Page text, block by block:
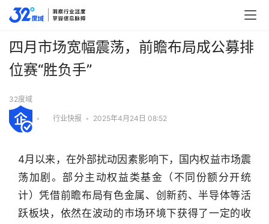
四月市场宽幅震荡，前瞻布局成公募排
位赛“胜负手”
32度域
• 行业快报 • 2025年4月24日 08:52
4月以来，在外部扰动因素影响下，国内权益市场震
荡加剧。部分主动权益类基金（不同份额分开统
计）凭借前瞻布局有色金属、创新药、半导体等活
跃板块，依然在波动的市场环境下获得了一定的收